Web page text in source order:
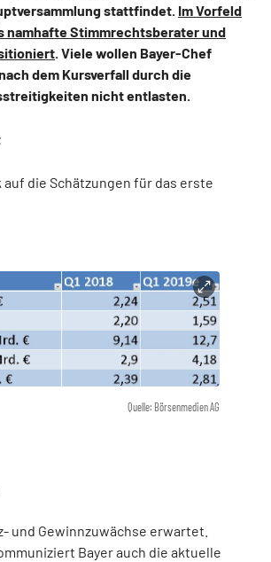
stattfindet. Im Vorfeld
namhafte Stimmrechtsberater und
. Viele wollen Bayer-Chef
dem Kursverfall durch die
nicht entlasten.
die Schätzungen für das erste
Quelle: Börsenmedien AG
und Gewinnzuwächse erwartet.
Bayer auch die aktuelle